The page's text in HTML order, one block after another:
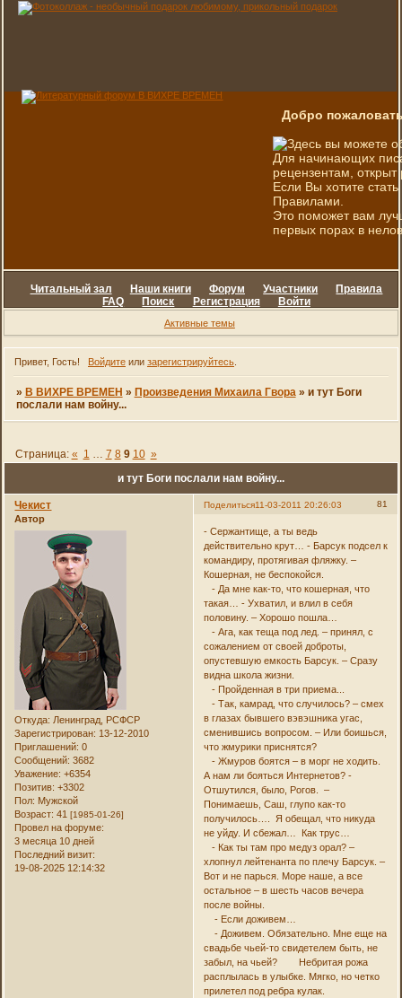
Добро
Здесь вы можете
Для начинающих
рецензентам, открыт
Если Вы хотите
Правилами.
Это поможет вам
первых порах в
Читальный зал Наши книги Форум Участники
Правила
FAQ
Поиск Регистрация Войти
Активные темы
Привет, Гость! Войдитеили зарегистрируйтесь.
» В ВИХРЕ ВРЕМЕН » Произведения Михаила Гвора » и тут Боги
послали нам войну...
и тут Боги послали нам войну...
Страница: « 1 … 7 8 9 10 »
Поделиться 81
11-03-2011 20:26:03
Чекист
Автор
Откуда: Ленинград, РСФСР
Зарегистрирован: 13-12-2010
Приглашений: 0
Сообщений: 3682
Уважение: +6354
Позитив: +3302
Пол: Мужской
Возраст: 41[1985-01-26]
Провел на форуме:
3 месяца 10 дней
Последний визит:
19-08-2025 12:14:32
- Сержантище, а ты ведь
действительно крут… - Барсук подсел к
командиру, протягивая фляжку. –
Кошерная, не беспокойся.
- Да мне как-то, что кошерная, что
такая… - Ухватил, и влил в себя
половину. – Хорошо пошла…
- Ага, как теща под лед. – принял, с
сожалением от своей доброты,
опустевшую емкость Барсук. – Сразу
видна школа жизни.
- Пройденная в три приема...
- Так, камрад, что случилось? – смех
в глазах бывшего вэвэшника угас,
сменившись вопросом. – Или боишься,
что жмурики приснятся?
- Жмуров боятся – в морг не ходить.
А нам ли бояться Интернетов? -
Отшутился, было, Рогов. –
Понимаешь, Саш, глупо как-то
получилось…. Я обещал, что никуда
не уйду. И сбежал… Как трус…
- Как ты там про медуз орал? –
хлопнул лейтенанта по плечу Барсук. –
Вот и не парься. Море наше, а все
остальное – в шесть часов вечера
после войны.
- Если доживем…
- Доживем. Обязательно. Мне еще на
свадьбе чьей-то свидетелем быть, не
забыл, на чьей? Небритая рожа
расплылась в улыбке. Мягко, но четко
прилетел под ребра кулак.